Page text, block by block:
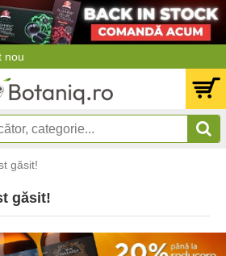
nou
găsit!
găsit!